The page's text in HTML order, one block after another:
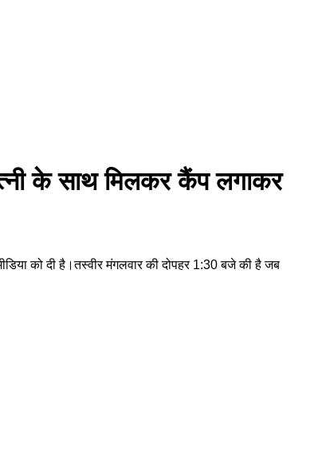
के साथ मिलकर कैंप लगाकर
को दी है।तस्वीर मंगलवार की दोपहर 1:30 बजे की है जब